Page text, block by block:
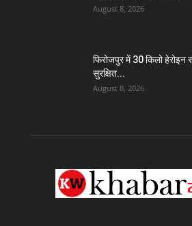
August 8, 2026
फिरोजपुर में 30 किलो हेरोइन
सुरक्षित...
August 8, 2026